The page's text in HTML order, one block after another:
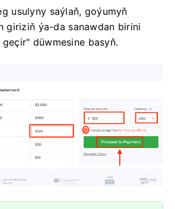
usulyny saýlaň, goýumyň
giriziň ýa-da sanawdan birini
düwmesine basyň.